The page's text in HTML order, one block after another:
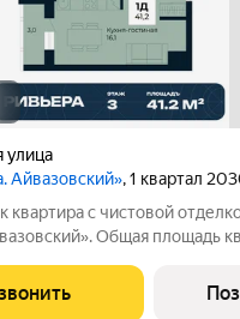
улица
Айвазовский», 1 квартал
квартира с чистовой
Общая площадь квартиры
Центр-Юг
на жителей, которые